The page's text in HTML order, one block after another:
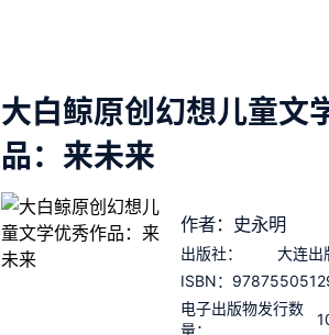
大白鲸原创幻想儿童文
品：来未来
作者：史永明
出版社：
大连出
ISBN：
电子出版物发行数
量：